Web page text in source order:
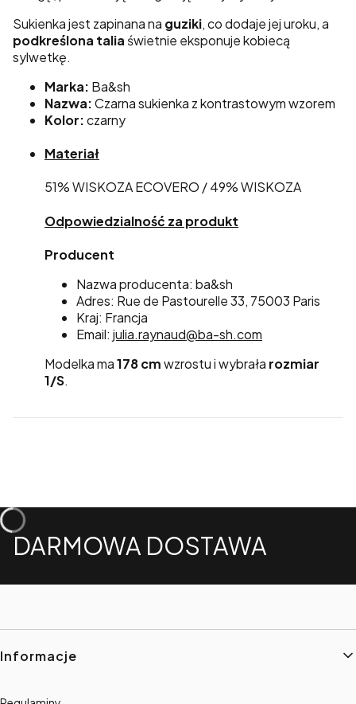
Sukienka jest zapinana na guziki, co dodaje jej uroku, a
podkreślona talia świetnie eksponuje kobiecą
sylwetkę.
Marka: Ba&sh
Nazwa:Czarna sukienka z kontrastowym wzorem
Kolor:czarny
Materiał
51% WISKOZA ECOVERO / 49% WISKOZA
Odpowiedzialność za produkt
Producent
Nazwa producenta: ba&sh
Adres: Rue de Pastourelle 33, 75003 Paris
Kraj: Francja
Email: julia.raynaud@ba-sh.com
Modelka ma178 cmwzrostu i wybrała rozmiar
1/S.
DARMOWA DOSTAWA
Linki w stopce
Informacje